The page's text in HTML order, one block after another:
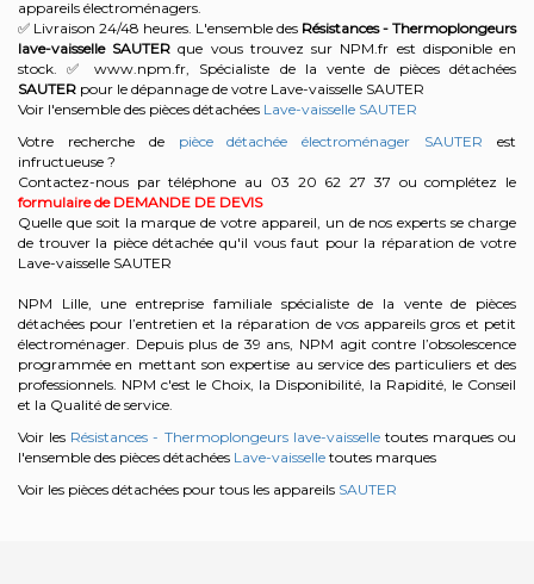
appareils électroménagers.
✅ Livraison 24/48 heures. L'ensemble des Résistances - Thermoplongeurs
lave-vaisselle SAUTER que vous trouvez sur NPM.fr est disponible en
stock. ✅ www.npm.fr, Spécialiste de la vente de pièces détachées
SAUTER pour le dépannage de votre Lave-vaisselle SAUTER
Voir l'ensemble des pièces détachées Lave-vaisselle SAUTER
Votre recherche de pièce détachée électroménager SAUTER est
infructueuse ?
Contactez-nous par téléphone au 03 20 62 27 37 ou complétez le
formulaire de DEMANDE DE DEVIS
Quelle que soit la marque de votre appareil, un de nos experts se charge
de trouver la pièce détachée qu'il vous faut pour la réparation de votre
Lave-vaisselle SAUTER
NPM Lille, une entreprise familiale spécialiste de la vente de pièces
détachées pour l’entretien et la réparation de vos appareils gros et petit
électroménager. Depuis plus de 39 ans, NPM agit contre l’obsolescence
programmée en mettant son expertise au service des particuliers et des
professionnels. NPM c'est le Choix, la Disponibilité, la Rapidité, le Conseil
et la Qualité de service.
Voir les Résistances - Thermoplongeurs lave-vaisselletoutes marques ou
l'ensemble des pièces détachées Lave-vaisselle toutes marques
Voir les pièces détachées pour tous les appareils SAUTER